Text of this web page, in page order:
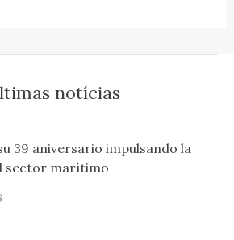
notícias
39 aniversario impulsando la
sector marítimo